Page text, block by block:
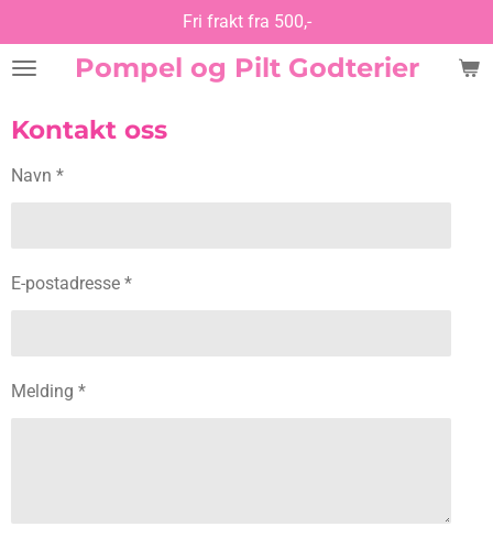
til
hovedinnholdPompel og Pilt Godterier
Fri frakt fra 500,-
Kontakt oss
Navn *
E-postadresse *
Melding *